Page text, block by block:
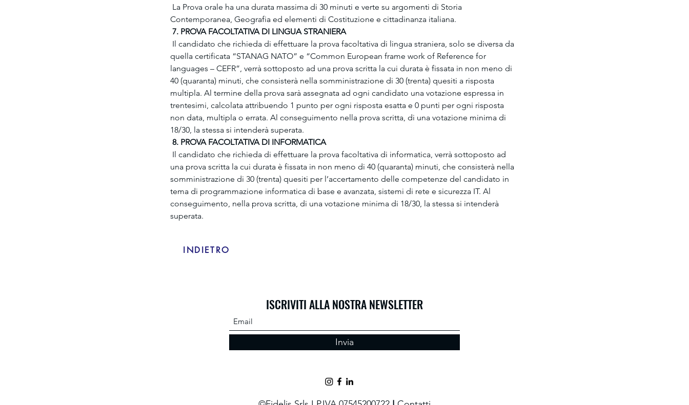
La Prova orale ha una durata massima di 30 minuti e verte su argomenti di Storia
Contemporanea, Geografia ed elementi di Costituzione e cittadinanza italiana.
7. PROVA FACOLTATIVA DI LINGUA STRANIERA
Il candidato che richieda di effettuare la prova facoltativa di lingua straniera, solo se diversa da
quella certificata “STANAG NATO” e “Common European frame work of Reference for
languages – CEFR”, verrà sottoposto ad una prova scritta la cui durata è fissata in non meno di
40 (quaranta) minuti, che consisterà nella somministrazione di 30 (trenta) quesiti a risposta
multipla. Al termine della prova sarà assegnata ad ogni candidato una votazione espressa in
trentesimi, calcolata attribuendo 1 punto per ogni risposta esatta e 0 punti per ogni risposta
non data, multipla o errata. Al conseguimento nella prova scritta, di una votazione minima di
18/30, la stessa si intenderà superata.
8. PROVA FACOLTATIVA DI INFORMATICA
Il candidato che richieda di effettuare la prova facoltativa di informatica, verrà sottoposto ad
una prova scritta la cui durata è fissata in non meno di 40 (quaranta) minuti, che consisterà nella
somministrazione di 30 (trenta) quesiti per l’accertamento delle competenze del candidato in
tema di programmazione informatica di base e avanzata, sistemi di rete e sicurezza IT. Al
conseguimento, nella prova scritta, di una votazione minima di 18/30, la stessa si intenderà
superata.
INDIETRO
ISCRIVITI ALLA NOSTRA NEWSLETTER
Invia